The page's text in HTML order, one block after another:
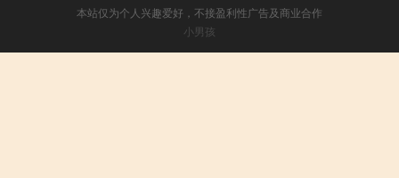
本站仅为个人兴趣爱好，不接盈利性广告及商业合作
小男孩